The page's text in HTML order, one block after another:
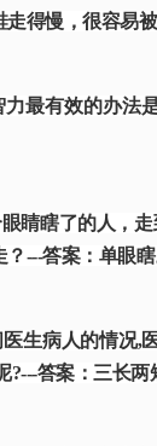
走得慢，很容易
力最有效的办法
睛瞎了的人，
---答案：单眼瞎
生病人的情况,
?---答案：三长两